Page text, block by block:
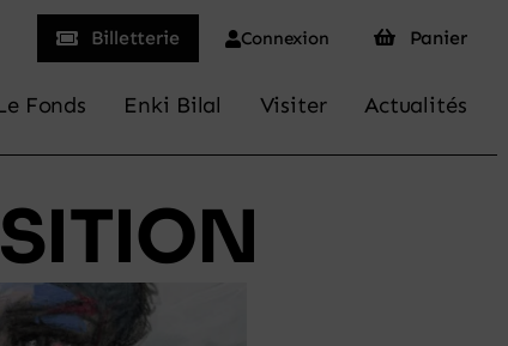
Billetterie Connexion Panier
Fonds Enki Bilal Visiter Actualités